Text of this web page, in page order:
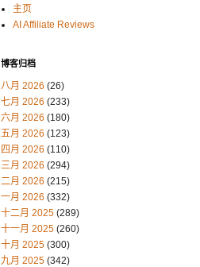
主页
AI Affiliate Reviews
博客归档
八月 2026 (26)
七月 2026 (233)
六月 2026 (180)
五月 2026 (123)
四月 2026 (110)
三月 2026 (294)
二月 2026 (215)
一月 2026 (332)
十二月 2025 (289)
十一月 2025 (260)
十月 2025 (300)
九月 2025 (342)